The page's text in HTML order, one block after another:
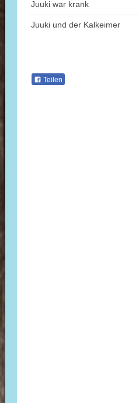
Juuki war krank
Juuki und der Kalkeimer
Teilen